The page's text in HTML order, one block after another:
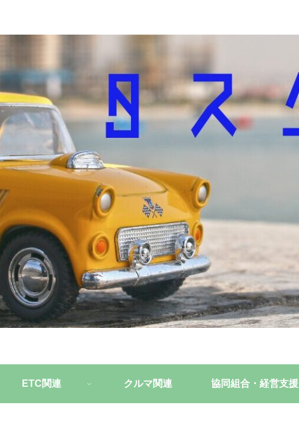
ETC関連 クルマ関連 協同組合・経営支援